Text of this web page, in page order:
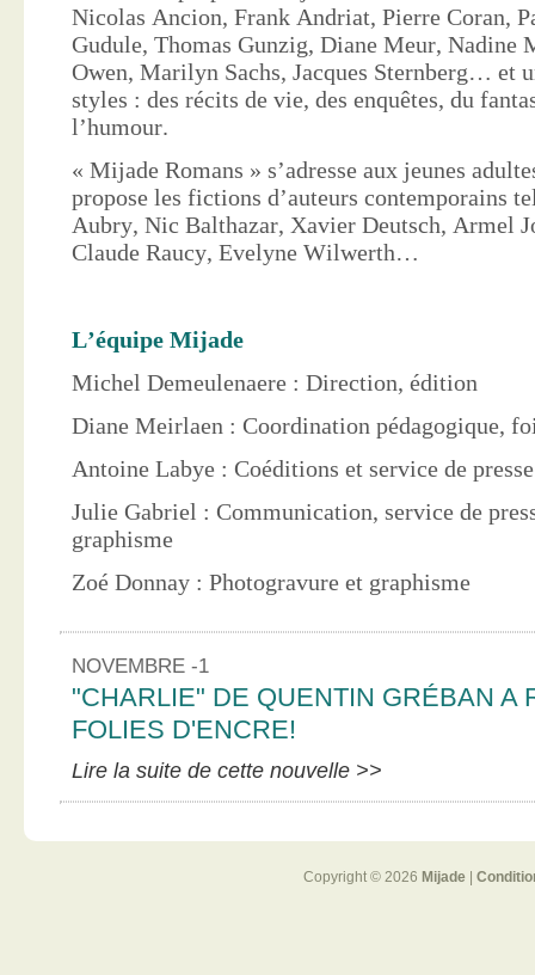
Nicolas Ancion, Frank Andriat, Pierre Coran,
Gudule, Thomas Gunzig, Diane Meur, Nadine
Owen, Marilyn Sachs, Jacques Sternberg… et
styles : des récits de vie, des enquêtes, du
l’humour.
« Mijade Romans » s’adresse aux jeunes
propose les fictions d’auteurs contemporains
Aubry, Nic Balthazar, Xavier Deutsch, Armel
Claude Raucy, Evelyne Wilwerth…
L’équipe Mijade
Michel Demeulenaere : Direction, édition
Diane Meirlaen : Coordination pédagogique,
Antoine Labye : Coéditions et service de
Julie Gabriel : Communication, service de
graphisme
Zoé Donnay : Photogravure et graphisme
NOVEMBRE -1
"CHARLIE" DE QUENTIN GRÉBAN A
FOLIES D'ENCRE!
Lire la suite de cette nouvelle >>
Copyright © 2026 Mijade|